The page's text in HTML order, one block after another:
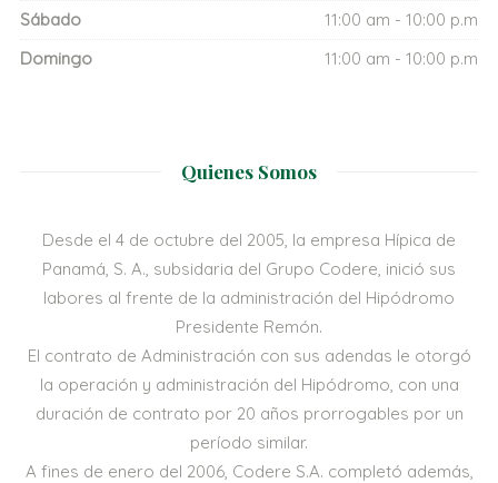
Sábado
11:00 am - 10:00 p.m
Domingo
11:00 am - 10:00 p.m
Quienes Somos
Desde el 4 de octubre del 2005, la empresa Hípica de
Panamá, S. A., subsidaria del Grupo Codere, inició sus
labores al frente de la administración del Hipódromo
Presidente Remón.
El contrato de Administración con sus adendas le otorgó
la operación y administración del Hipódromo, con una
duración de contrato por 20 años prorrogables por un
período similar.
A fines de enero del 2006, Codere S.A. completó además,